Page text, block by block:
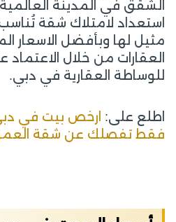
الشقق في المدينة
استعداد لامتلاك شقة تُناسب
مثيل لها وبأفضل الاسعار
العقارات من خلال
للوساطة العقارية في دبي.
اطلع على: ارخص بيت في
فقط تفصلك عن شقة العمر